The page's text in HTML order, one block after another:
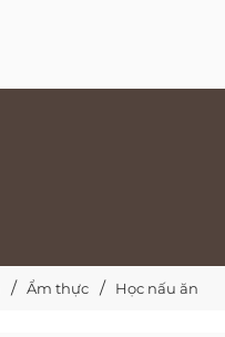
Ẩm thực Học nấu ăn